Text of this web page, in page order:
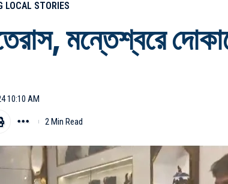
LOCAL STORIES
মন্তেশ্বরে
10:10 AM
2 Min Read